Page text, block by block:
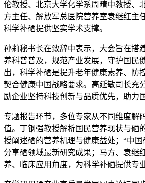
伦教授、北京大学化学系周晴中教授、
方主任、解放军总医院营养室袁继红主
科学补硒提供坚实学术支撑。
孙莉秘书长在致辞中表示，大会旨在搭
养科普普及，规范产业发展，守护国民
出，科学补硒是提升老年健康素养、防
契合健康中国战略要求。高延敏司长充
励企业坚持科技创新与品质优先，助力
专题报告环节，多位专家从不同维度解
值。丁钢强教授解析国民营养现状与硒
授阐述硒的营养机理与健康益处；“中国
分享硒领域最新研究成果；马方、袁继
养、临床应用角度，为科学补硒提供专